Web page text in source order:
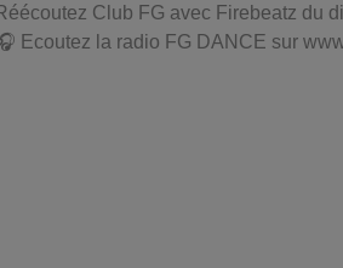
Club FG avec Firebeatz du
Ecoutez la radio FG DANCE sur